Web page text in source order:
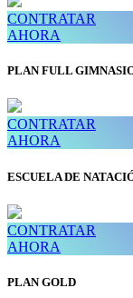
CONTRATAR
AHORA
PLAN FULL
CONTRATAR
AHORA
ESCUELA DE
CONTRATAR
AHORA
PLAN GOLD